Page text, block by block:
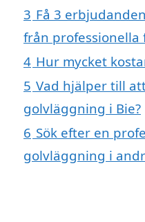
3 Få 3
från professionella
4 Hur mycket
5 Vad hjälper till
golvläggning i Bie?
6 Sök efter en
golvläggning i